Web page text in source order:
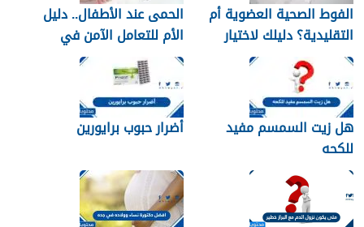
الفوط الصحية العضوية أم
التقليدية؟ دليلك لاختيار
النوع الأنسب لبشرتك
الحمى عند الأطفال.. دليل
الأم للتعامل الآمن في
المنزل
هل زيت السمسم مفيد
للكحه
أضرار حبوب برايورين